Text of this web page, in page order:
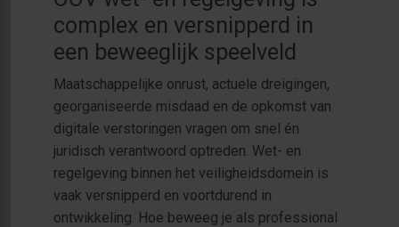
complex en versnipperd in
een beweeglijk speelveld
Maatschappelijke onrust, actuele dreigingen,
georganiseerde misdaad en de opkomst van
digitale verstoringen vragen om snel én
juridisch verantwoord optreden. Wet- en
regelgeving binnen het veiligheidsdomein is
vaak versnipperd en voortdurend in
ontwikkeling. Hoe beweeg je als professional